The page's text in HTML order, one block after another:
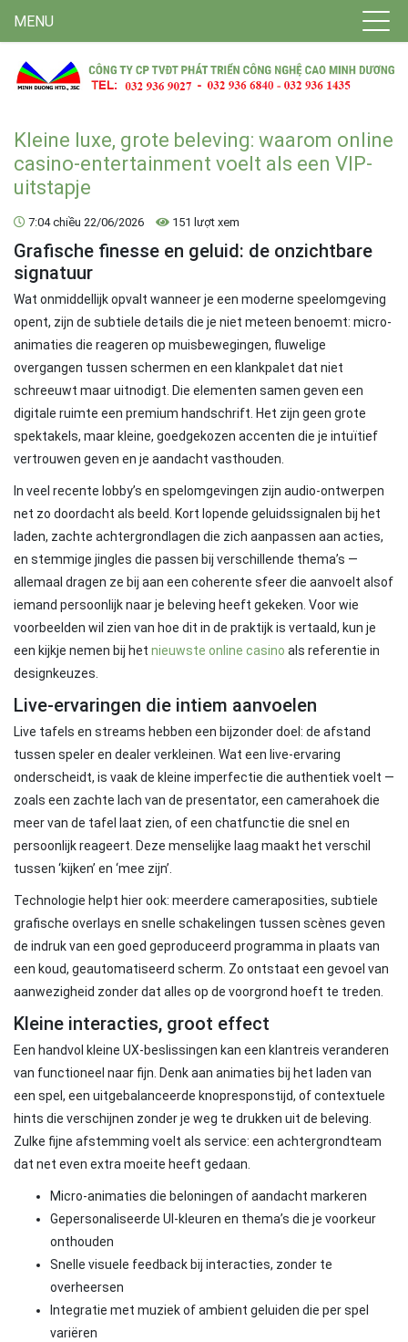
MENU
Kleine luxe, grote beleving: waarom online
casino-entertainment voelt als een VIP-
uitstapje
7:04 chiều 22/06/2026 151 lượt xem
Grafische finesse en geluid: de onzichtbare
signatuur
Wat onmiddellijk opvalt wanneer je een moderne speelomgeving
opent, zijn de subtiele details die je niet meteen benoemt: micro-
animaties die reageren op muisbewegingen, fluwelige
overgangen tussen schermen en een klankpalet dat niet
schreeuwt maar uitnodigt. Die elementen samen geven een
digitale ruimte een premium handschrift. Het zijn geen grote
spektakels, maar kleine, goedgekozen accenten die je intuïtief
vertrouwen geven en je aandacht vasthouden.
In veel recente lobby’s en spelomgevingen zijn audio-ontwerpen
net zo doordacht als beeld. Kort lopende geluidssignalen bij het
laden, zachte achtergrondlagen die zich aanpassen aan acties,
en stemmige jingles die passen bij verschillende thema’s —
allemaal dragen ze bij aan een coherente sfeer die aanvoelt alsof
iemand persoonlijk naar je beleving heeft gekeken. Voor wie
voorbeelden wil zien van hoe dit in de praktijk is vertaald, kun je
een kijkje nemen bij het nieuwste online casino als referentie in
designkeuzes.
Live-ervaringen die intiem aanvoelen
Live tafels en streams hebben een bijzonder doel: de afstand
tussen speler en dealer verkleinen. Wat een live-ervaring
onderscheidt, is vaak de kleine imperfectie die authentiek voelt —
zoals een zachte lach van de presentator, een camerahoek die
meer van de tafel laat zien, of een chatfunctie die snel en
persoonlijk reageert. Deze menselijke laag maakt het verschil
tussen ‘kijken’ en ‘mee zijn’.
Technologie helpt hier ook: meerdere cameraposities, subtiele
grafische overlays en snelle schakelingen tussen scènes geven
de indruk van een goed geproduceerd programma in plaats van
een koud, geautomatiseerd scherm. Zo ontstaat een gevoel van
aanwezigheid zonder dat alles op de voorgrond hoeft te treden.
Kleine interacties, groot effect
Een handvol kleine UX-beslissingen kan een klantreis veranderen
van functioneel naar fijn. Denk aan animaties bij het laden van
een spel, een uitgebalanceerde knopresponstijd, of contextuele
hints die verschijnen zonder je weg te drukken uit de beleving.
Zulke fijne afstemming voelt als service: een achtergrondteam
dat net even extra moeite heeft gedaan.
Micro-animaties die beloningen of aandacht markeren
Gepersonaliseerde UI-kleuren en thema’s die je voorkeur
onthouden
Snelle visuele feedback bij interacties, zonder te
overheersen
Integratie met muziek of ambient geluiden die per spel
variëren